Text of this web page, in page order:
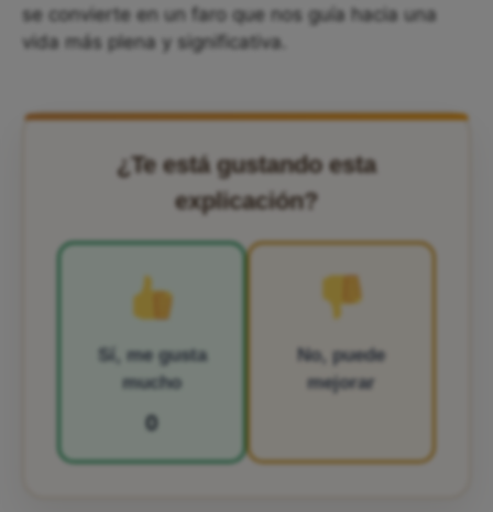
se convierte en un faro que nos guía hacia una
vida más plena y significativa.
¿Te está gustando esta
explicación?
Sí, me gusta
mucho
0
No, puede
mejorar